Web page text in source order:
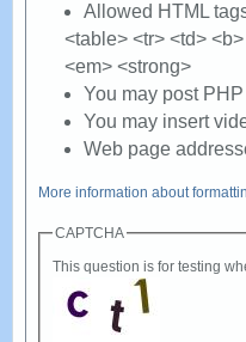
Allowed HTML
<table> <tr> <td>
<em> <strong>
You may post
You may insert
Web page
More information about
CAPTCHA
This question is for testing